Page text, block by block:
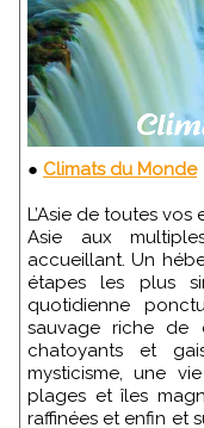
Climats du Monde
L’Asie de toutes vos
Asie aux
accueillant. Un
étapes les plus
quotidienne
sauvage riche de
chatoyants et
mysticisme, une
plages et îles
raffinées et enfin et